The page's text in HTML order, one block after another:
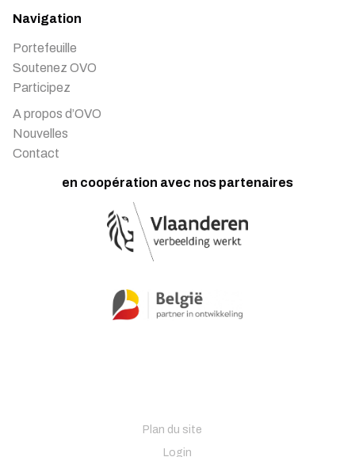
Navigation
Portefeuille
Soutenez OVO
Participez
A propos d’OVO
Nouvelles
Contact
en coopération avec nos partenaires
Plan du site
Login